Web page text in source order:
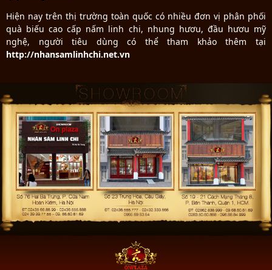
Hiện nay trên thị trường toàn quốc có nhiều đơn vị phân phối
quà biếu cao cấp nấm linh chi, nhung hươu, đầu hươu mỹ
nghệ, người tiêu dùng có thể tham khảo thêm tại
http://nhansamlinhchi.net.vn